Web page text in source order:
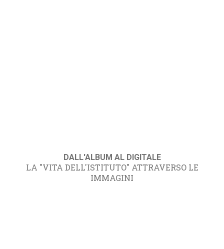
DALL'ALBUM AL DIGITALE
LA "VITA DELL'ISTITUTO" ATTRAVERSO LE
IMMAGINI